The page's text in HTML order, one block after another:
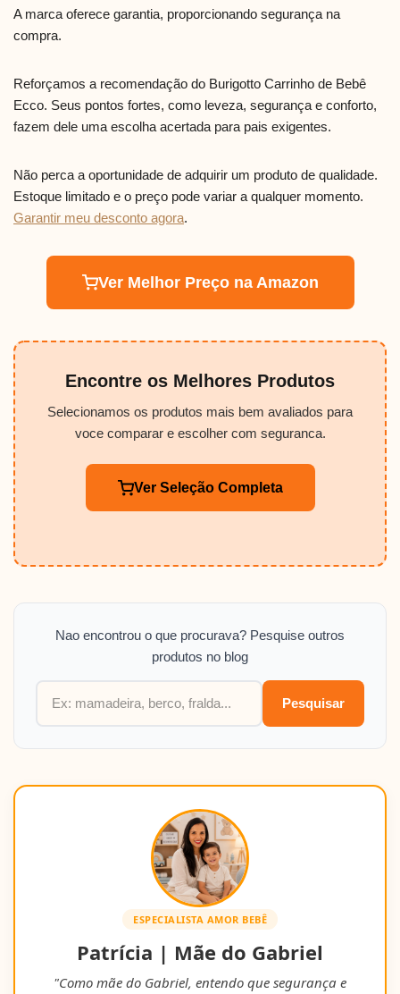
A marca oferece garantia, proporcionando segurança na
compra.
Reforçamos a recomendação do Burigotto Carrinho de Bebê
Ecco. Seus pontos fortes, como leveza, segurança e conforto,
fazem dele uma escolha acertada para pais exigentes.
Não perca a oportunidade de adquirir um produto de qualidade.
Estoque limitado e o preço pode variar a qualquer momento.
Garantir meu desconto agora.
Ver Melhor Preço na Amazon
Encontre os Melhores Produtos
Selecionamos os produtos mais bem avaliados para
voce comparar e escolher com seguranca.
Ver Seleção Completa
Nao encontrou o que procurava? Pesquise outros
produtos no blog
Pesquisar
ESPECIALISTA AMOR BEBÊ
Patrícia | Mãe do Gabriel
"Como mãe do Gabriel, entendo que segurança e